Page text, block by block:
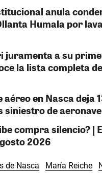
anula
Humala por
juramenta a su
la lista completa de
en Nasca deja
siniestro de aeronave
compra silencio? |
2026
de Nasca María Reiche